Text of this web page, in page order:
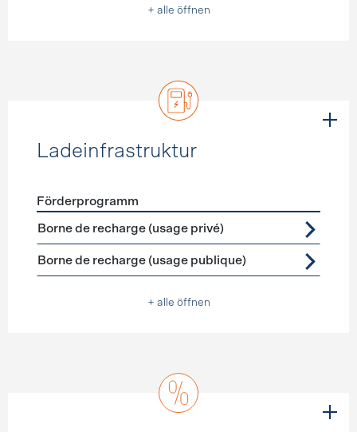
+ alle öffnen
Ladeinfrastruktur
Förderprogramme Ladeinfrastruktur
Förderprogramm
Borne de recharge (usage privé)
Borne de recharge (usage publique)
+ alle öffnen